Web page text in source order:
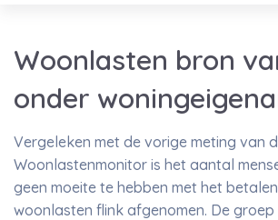
Woonlasten bron
onder
Vergeleken met de vorige meting van
Woonlastenmonitor is het aantal
geen moeite te hebben met het
woonlasten flink afgenomen. De